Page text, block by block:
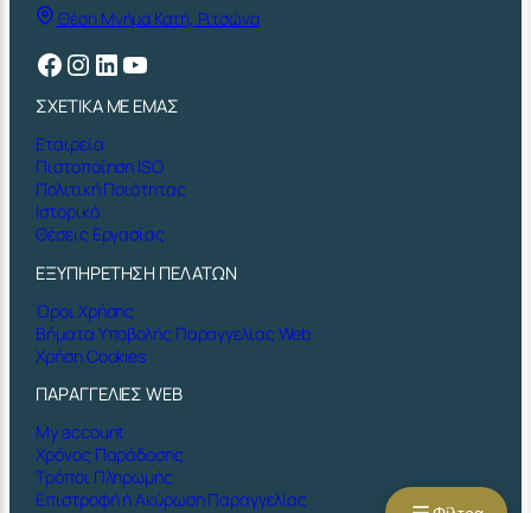
Θέση Μνήμα Κατή, Ριτσώνα
Facebook Instagram Linkedin YouTube
ΣΧΕΤΙΚΑ ΜΕ ΕΜΑΣ
Εταιρεία
Πιστοποίηση ISO
Πολιτική Ποιότητας
Ιστορικό
Θέσεις Εργασίας
ΕΞΥΠΗΡΕΤΗΣΗ ΠΕΛΑΤΩΝ
Όροι Χρήσης
Βήματα Υποβολής Παραγγελίας Web
Χρήση Cookies
ΠΑΡΑΓΓΕΛΙΕΣ WEB
My account
Χρόνος Παράδοσης
Τρόποι Πληρωμής
Επιστροφή ή Ακύρωση Παραγγελίας